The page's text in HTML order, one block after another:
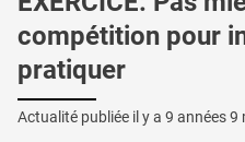
compétition pour
pratiquer
Actualité publiée il y a 9 années 9